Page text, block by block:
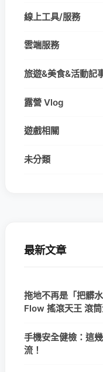
線上工具/服務
雲端服務
旅遊&美食&活動記
露營 Vlog
遊戲相關
未分類
最新文章
拖地不再是「把髒
Flow 搖滾天王 滾
手機安全健檢：這
流！